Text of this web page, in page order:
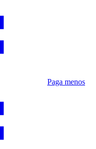
Paga menos